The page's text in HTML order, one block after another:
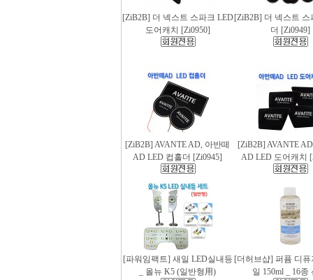
[ZiB2B] 더 넥스트 스파크 LED
도어캐치 [Zi0950]
[ZiB2B] 더 넥스트 스
더 [Zi0949]
[ZiB2B] AVANTE AD, 아반떼
AD LED 컵홀더 [Zi0945]
[ZiB2B] AVANTE
AD LED 도어캐치
[파워임팩트] 새일 LED실내등
_ 올뉴 K5 (일반형用)
[더허브샵] 퍼퓸 디
일 150ml _ 16종